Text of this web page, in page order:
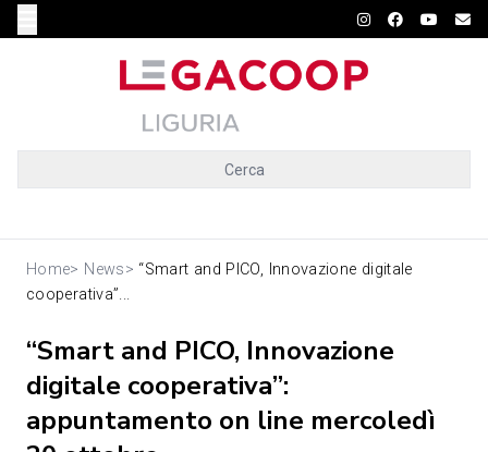
Cerca
Home> News> “Smart and PICO, Innovazione digitale
cooperativa”...
“Smart and PICO, Innovazione
digitale cooperativa”:
appuntamento on line mercoledì